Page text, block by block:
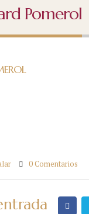
Pomerol
0 Comentarios